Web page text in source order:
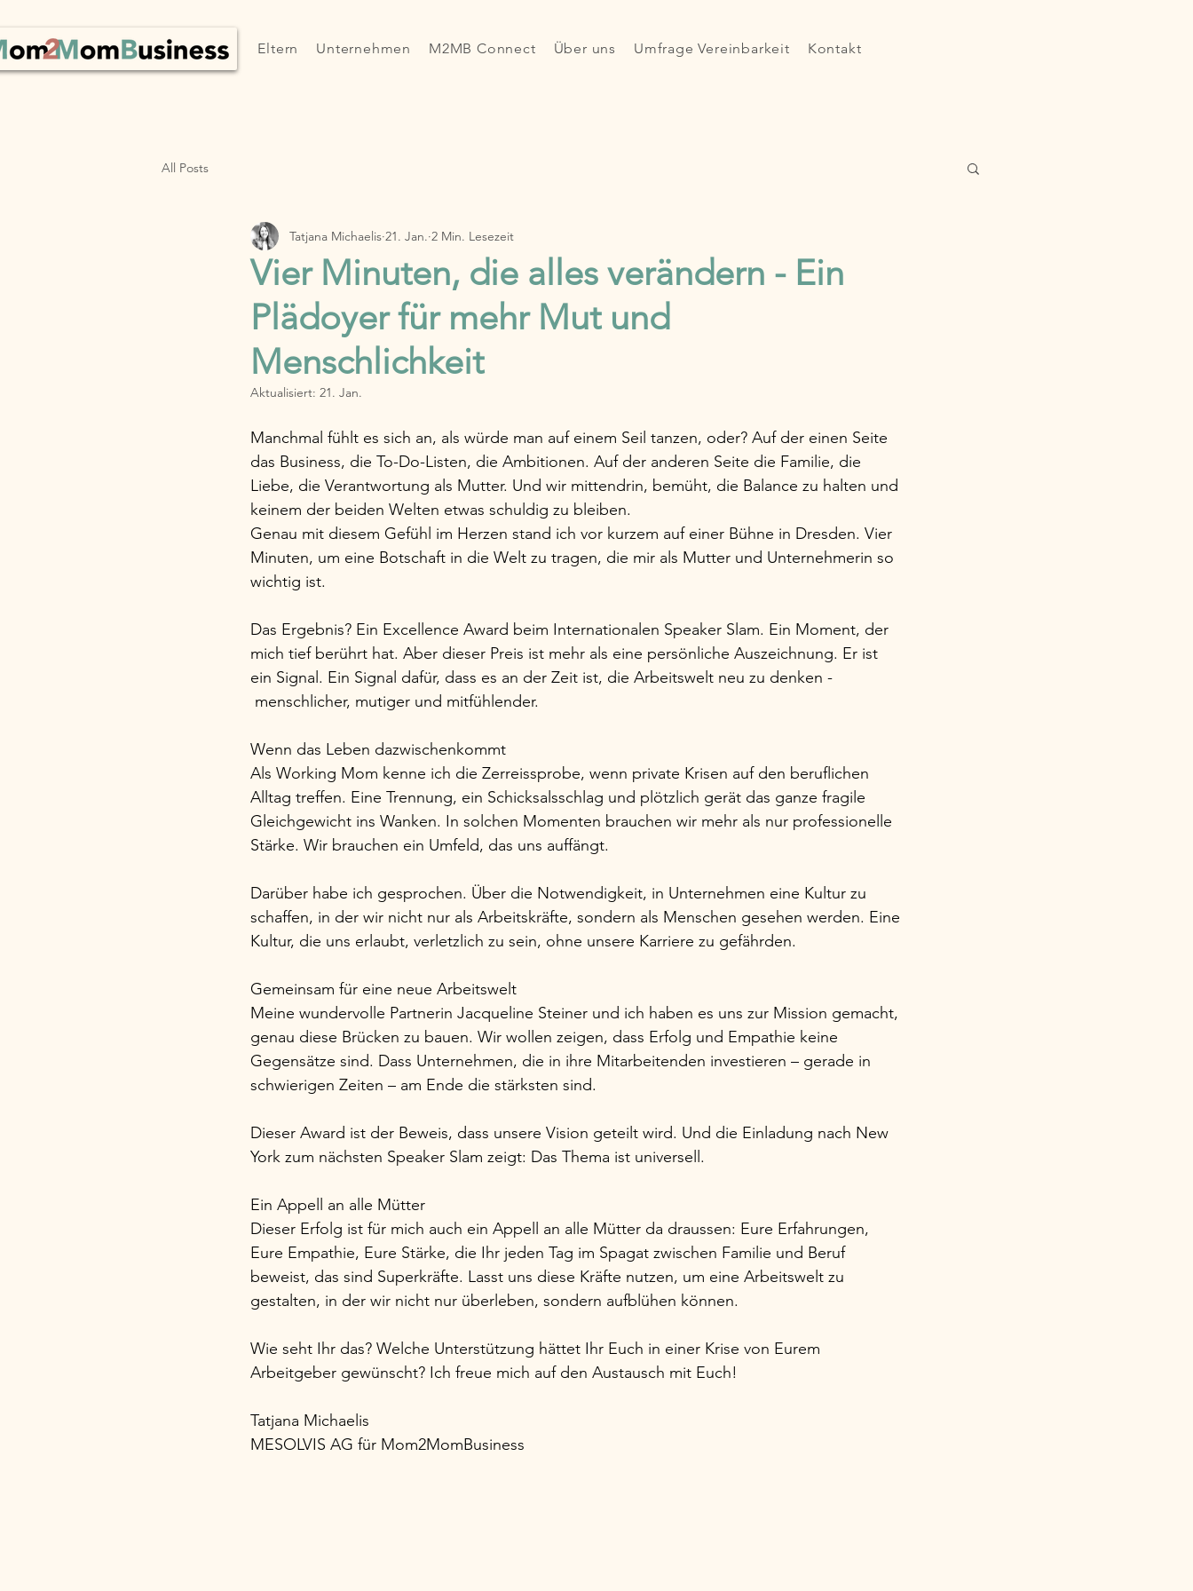
Eltern Unternehmen M2MB Connect Über uns Umfrage Vereinbarkeit Kontakt
All Posts
Vier Minuten, die alles verändern - Ein
Plädoyer für mehr Mut und
Menschlichkeit
Tatjana Michaelis 21. Jan. 2 Min. Lesezeit
Aktualisiert: 21. Jan.
Manchmal fühlt es sich an, als würde man auf einem Seil tanzen, oder? Auf der einen Seite
das Business, die To-Do-Listen, die Ambitionen. Auf der anderen Seite die Familie, die
Liebe, die Verantwortung als Mutter. Und wir mittendrin, bemüht, die Balance zu halten und
keinem der beiden Welten etwas schuldig zu bleiben.
Genau mit diesem Gefühl im Herzen stand ich vor kurzem auf einer Bühne in Dresden. Vier
Minuten, um eine Botschaft in die Welt zu tragen, die mir als Mutter und Unternehmerin so
wichtig ist.
Das Ergebnis? Ein Excellence Award beim Internationalen Speaker Slam. Ein Moment, der
mich tief berührt hat. Aber dieser Preis ist mehr als eine persönliche Auszeichnung. Er ist
ein Signal. Ein Signal dafür, dass es an der Zeit ist, die Arbeitswelt neu zu denken -
menschlicher, mutiger und mitfühlender.
Wenn das Leben dazwischenkommt
Als Working Mom kenne ich die Zerreissprobe, wenn private Krisen auf den beruflichen
Alltag treffen. Eine Trennung, ein Schicksalsschlag und plötzlich gerät das ganze fragile
Gleichgewicht ins Wanken. In solchen Momenten brauchen wir mehr als nur professionelle
Stärke. Wir brauchen ein Umfeld, das uns auffängt.
Darüber habe ich gesprochen. Über die Notwendigkeit, in Unternehmen eine Kultur zu
schaffen, in der wir nicht nur als Arbeitskräfte, sondern als Menschen gesehen werden. Eine
Kultur, die uns erlaubt, verletzlich zu sein, ohne unsere Karriere zu gefährden.
Gemeinsam für eine neue Arbeitswelt
Meine wundervolle Partnerin Jacqueline Steiner und ich haben es uns zur Mission gemacht,
genau diese Brücken zu bauen. Wir wollen zeigen, dass Erfolg und Empathie keine
Gegensätze sind. Dass Unternehmen, die in ihre Mitarbeitenden investieren – gerade in
schwierigen Zeiten – am Ende die stärksten sind.
Dieser Award ist der Beweis, dass unsere Vision geteilt wird. Und die Einladung nach New
York zum nächsten Speaker Slam zeigt: Das Thema ist universell.
Ein Appell an alle Mütter
Dieser Erfolg ist für mich auch ein Appell an alle Mütter da draussen: Eure Erfahrungen,
Eure Empathie, Eure Stärke, die Ihr jeden Tag im Spagat zwischen Familie und Beruf
beweist, das sind Superkräfte. Lasst uns diese Kräfte nutzen, um eine Arbeitswelt zu
gestalten, in der wir nicht nur überleben, sondern aufblühen können.
Wie seht Ihr das? Welche Unterstützung hättet Ihr Euch in einer Krise von Eurem
Arbeitgeber gewünscht? Ich freue mich auf den Austausch mit Euch!
Tatjana Michaelis
MESOLVIS AG für Mom2MomBusiness